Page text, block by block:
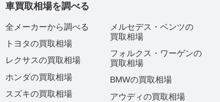
車買取相場を調べる
全メーカーから調べる
トヨタの買取相場
レクサスの買取相場
ホンダの買取相場
スズキの買取相場
メルセデス・ベンツの
買取相場
フォルクス・ワーゲンの
買取相場
BMWの買取相場
アウディの買取相場